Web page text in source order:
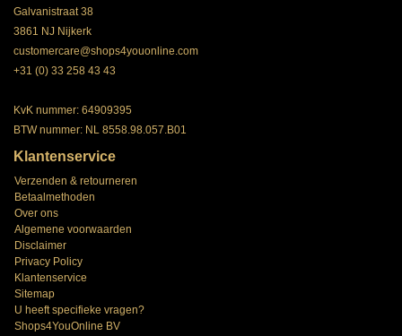
Galvanistraat 38
3861 NJ Nijkerk
customercare@shops4youonline.com
+31 (0) 33 258 43 43
KvK nummer: 64909395
BTW nummer: NL 8558.98.057.B01
Klantenservice
Verzenden & retourneren
Betaalmethoden
Over ons
Algemene voorwaarden
Disclaimer
Privacy Policy
Klantenservice
Sitemap
U heeft specifieke vragen?
Shops4YouOnline BV